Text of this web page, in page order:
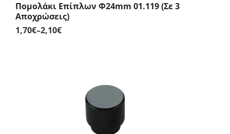
Πομολάκι Επίπλων Φ24mm 01.119 (Σε 3
Αποχρώσεις)
1,70€–2,10€Price